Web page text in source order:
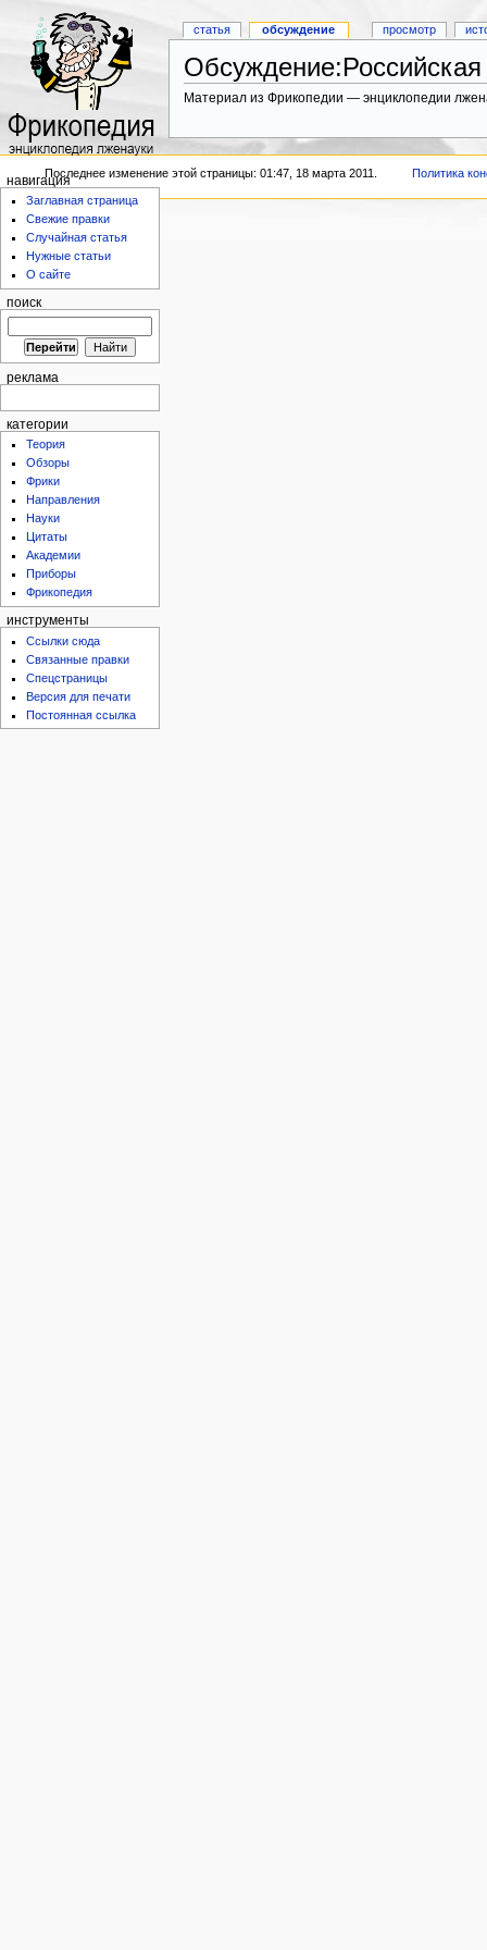
Материал из Фрикопедии — энциклопедии
статья обсуждение просмотр
навигация
Заглавная страница
Свежие правки
Случайная статья
Нужные статьи
О сайте
поиск
реклама
категории
Теория
Обзоры
Фрики
Направления
Науки
Цитаты
Академии
Приборы
Фрикопедия
инструменты
Ссылки сюда
Связанные правки
Спецстраницы
Версия для печати
Постоянная ссылка
Последнее изменение этой страницы: 01:47, 18 марта 2011. Политика